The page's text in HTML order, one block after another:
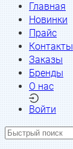
Главная
Новинки
Прайс
Контакты
Заказы
Бренды
О нас
Войти